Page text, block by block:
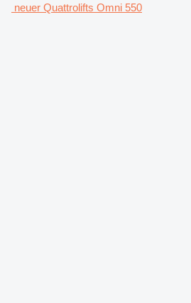
neuer Quattrolifts Omni 550